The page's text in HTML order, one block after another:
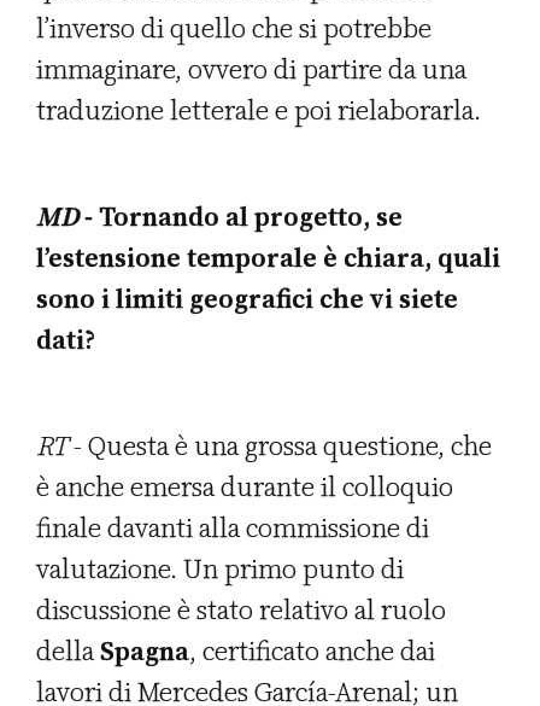
l’inverso di quello che si potrebbe
immaginare, ovvero di partire da una
traduzione letterale e poi rielaborarla.
MD- Tornando al progetto, se
l’estensione temporale è chiara, quali
sono i limiti geografici che vi siete
dati?
RT- Questa è una grossa questione, che
è anche emersa durante il colloquio
finale davanti alla commissione di
valutazione. Un primo punto di
discussione è stato relativo al ruolo
dellaSpagna, certificato anche dai
lavori di Mercedes García-Arenal; un